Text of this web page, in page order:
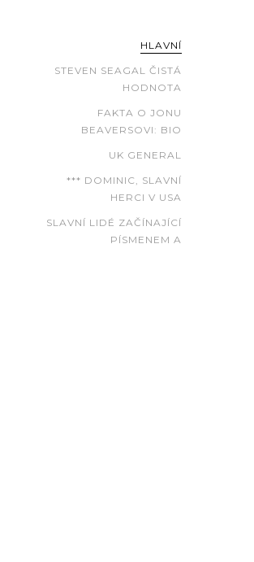
HLAVNÍ
STEVEN SEAGAL ČISTÁ
HODNOTA
FAKTA O JONU
BEAVERSOVI: BIO
UK GENERAL
*** DOMINIC, SLAVNÍ
HERCI V USA
SLAVNÍ LIDÉ ZAČÍNAJÍCÍ
PÍSMENEM A